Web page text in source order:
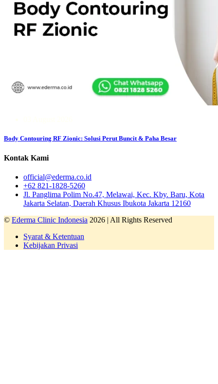
Body Contouring RF Zionic: Solusi Perut Buncit & Paha Besar
Kontak Kami
official@ederma.co.id
+62 821-1828-5260
Jl. Panglima Polim No.47, Melawai, Kec. Kby. Baru, Kota
Jakarta Selatan, Daerah Khusus Ibukota Jakarta 12160
© Ederma Clinic Indonesia 2026 | All Rights Reserved
Syarat & Ketentuan
Kebijakan Privasi